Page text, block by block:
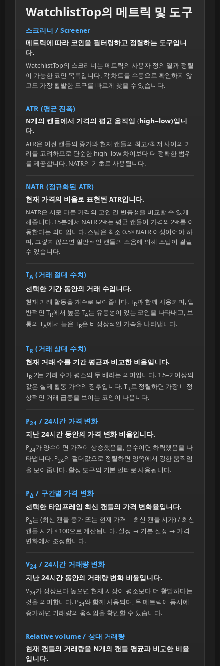
WatchlistTop의 메트릭 및 도구
스크리너 / Screener
메트릭에 따라 코인을 필터링하고 정렬하는 도구입니
다.
WatchlistTop의 스크리너는 메트릭의 사용자 정의 열과 정렬
이 가능한 코인 목록입니다. 각 차트를 수동으로 확인하지 않
고도 가장 활발한 도구를 빠르게 찾을 수 있습니다.
ATR (평균 진폭)
N개의 캔들에서 가격의 평균 움직임 (high−low)입니
다.
ATR은 이전 캔들의 종가와 현재 캔들의 최고/최저 사이의 거
리를 고려하므로 단순한 high−low 차이보다 더 정확한 범위
를 제공합니다. NATR의 기초로 사용됩니다.
NATR (정규화된 ATR)
현재 가격의 비율로 표현된 ATR입니다.
NATR은 서로 다른 가격의 코인 간 변동성을 비교할 수 있게
해줍니다. 15분에서 NATR 2%는 평균 캔들이 가격의 2%를 이
동한다는 의미입니다. 스탑은 최소 0.5× NATR 이상이어야 하
며, 그렇지 않으면 일반적인 캔들의 소음에 의해 스탑이 걸릴
수 있습니다.
TA (거래 절대 수치)
선택한 기간 동안의 거래 수입니다.
현재 거래 활동을 개수로 보여줍니다. TR과 함께 사용되며, 일
반적인 TR에서 높은 TA는 유동성이 있는 코인을 나타내고, 보
통의 TA에서 높은 TR은 비정상적인 가속을 나타냅니다.
TR (거래 상대 수치)
현재 거래 수를 기간 평균과 비교한 비율입니다.
TR 2는 거래 수가 평소의 두 배라는 의미입니다. 1.5–2 이상의
값은 실제 활동 가속의 징후입니다. TR로 정렬하면 가장 비정
상적인 거래 급증을 보이는 코인이 나옵니다.
P24 / 24시간 가격 변화
지난 24시간 동안의 가격 변화 비율입니다.
P24가 양수이면 가격이 상승했음을, 음수이면 하락했음을 나
타냅니다. P24의 절대값으로 정렬하면 양쪽에서 강한 움직임
을 보여줍니다. 활성 도구의 기본 필터로 사용됩니다.
PΔ / 구간별 가격 변화
선택한 타임프레임 최신 캔들의 가격 변화율입니다.
PΔ는 (최신 캔들 종가 또는 현재 가격 − 최신 캔들 시가) / 최신
캔들 시가 × 100으로 계산됩니다. 설정 → 기본 설정 → 가격
변화에서 조정합니다.
V24 / 24시간 거래량 변화
지난 24시간 동안의 거래량 변화 비율입니다.
V24가 정상보다 높으면 현재 시장이 평소보다 더 활발하다는
것을 의미합니다. P24와 함께 사용되며, 두 메트릭이 동시에
증가하면 거래량의 움직임을 확인할 수 있습니다.
Relative volume / 상대 거래량
현재 캔들의 거래량을 N개의 캔들 평균과 비교한 비율
입니다.